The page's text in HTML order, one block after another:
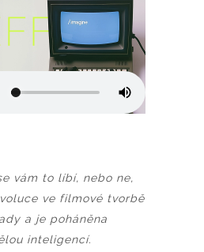
vám to líbí, nebo ne,
ve filmové tvorbě
a je poháněna
inteligencí.